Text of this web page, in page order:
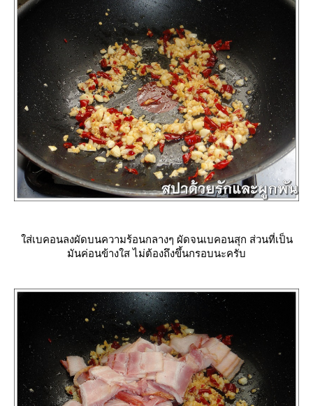
ส่เบคอนลงผัดบนความร้อนกลางๆ ผัดจนเบคอนสุก ส่วนที่เป็น
มันค่อนข้างใส ไม่ต้องถึงขึ้นกรอบนะครับ